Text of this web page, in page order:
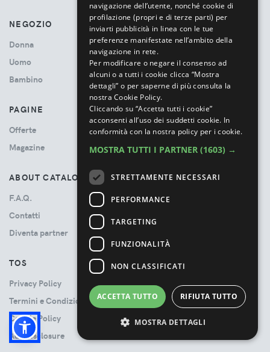
NEGOZIO
Donna
Uomo
Bambino
PAGINE
Offerte
Magazine
ABOUT CATALOVE
F.A.Q.
Contatti
Diventa partner
TOS
Privacy Policy
Termini e Condizioni
Cookie Policy
Ads Disclosure
navigazione dell’utente, nonché cookie di
profilazione (propri e di terze parti) per
inviarti pubblicità in linea con le tue
preferenze manifestate nell’ambito della
navigazione in rete.
Per modificare o negare il consenso ad
alcuni o a tutti i cookie clicca “Mostra
dettagli” o per saperne di più consulta la
nostra Cookie Policy.
Cliccando su “Accetta tutti i cookie”
acconsenti all’uso dei suddetti cookie. In
conformità con la nostra policy per i cookie.
MOSTRA TUTTI I PARTNER (1603) →
STRETTAMENTE NECESSARI
PERFORMANCE
TARGETING
FUNZIONALITÀ
NON CLASSIFICATI
ACCETTA TUTTO RIFIUTA TUTTO
MOSTRA DETTAGLI